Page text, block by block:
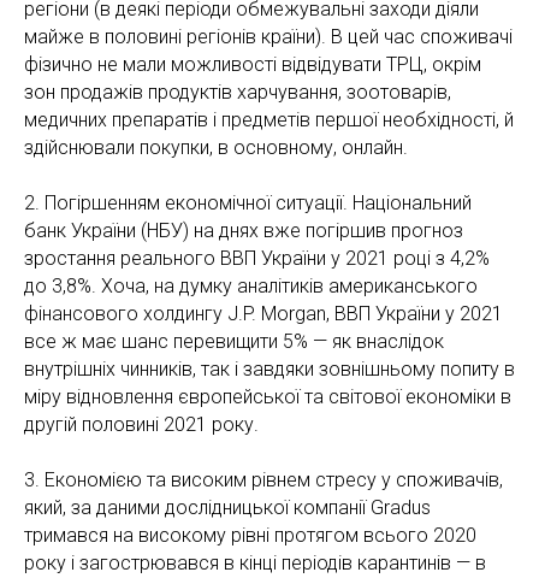
регіони (в деякі періоди обмежувальні заходи діяли
майже в половині регіонів країни). В цей час споживачі
фізично не мали можливості відвідувати ТРЦ, окрім
зон продажів продуктів харчування, зоотоварів,
медичних препаратів і предметів першої необхідності, й
здійснювали покупки, в основному, онлайн.
2. Погіршенням економічної ситуації. Національний
банк України (НБУ) на днях вже погіршив прогноз
зростання реального ВВП України у 2021 році з 4,2%
до 3,8%. Хоча, на думку аналітиків американського
фінансового холдингу J.P. Morgan, ВВП України у 2021
все ж має шанс перевищити 5% — як внаслідок
внутрішніх чинників, так і завдяки зовнішньому попиту в
міру відновлення європейської та світової економіки в
другій половині 2021 року.
3. Економією та високим рівнем стресу у споживачів,
який, за даними дослідницької компанії Gradus
тримався на високому рівні протягом всього 2020
року і загострювався в кінці періодів карантинів — в